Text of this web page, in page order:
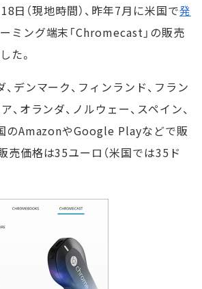
（現地時間）、昨年7月に米国で発
ミング端末「Chromecast」の販売
た。
デンマーク、フィンランド、フラン
、オランダ、ノルウェー、スペイン、
のAmazonやGoogle Playなどで販
売価格は35ユーロ（米国では35ド